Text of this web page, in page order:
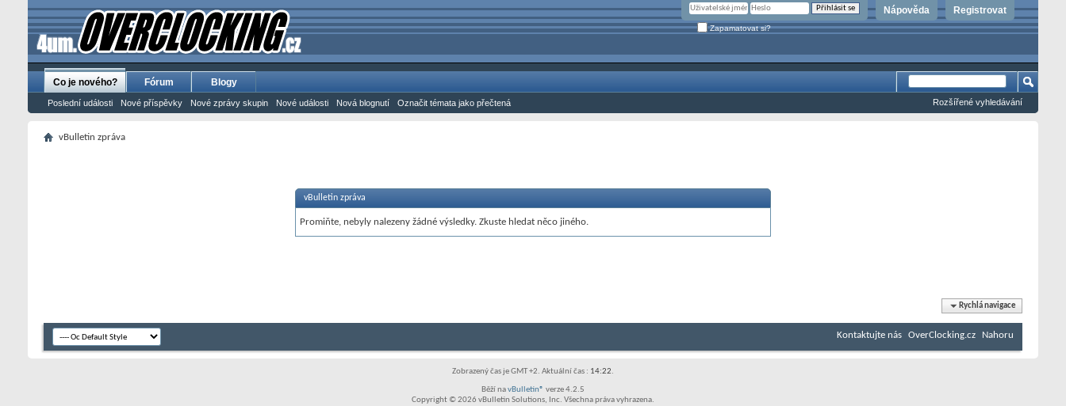
Registrovat
Nápověda
Zapamatovat si?
Co je nového?
Poslední události Nové příspěvky Nové zprávy skupin Nové události Nová blognutí Označit témata jako přečtená
Fórum Blogy
Rozšířené vyhledávání
vBulletin zpráva
vBulletin zpráva
Promiňte, nebyly nalezeny žádné výsledky. Zkuste hledat něco jiného.
Rychlá navigace
Kontaktujte nás OverClocking.cz Nahoru
Zobrazený čas je GMT +2. Aktuální čas : 14:22.
Běží navBulletin® verze 4.2.5
Copyright © 2026 vBulletin Solutions, Inc. Všechna práva vyhrazena.